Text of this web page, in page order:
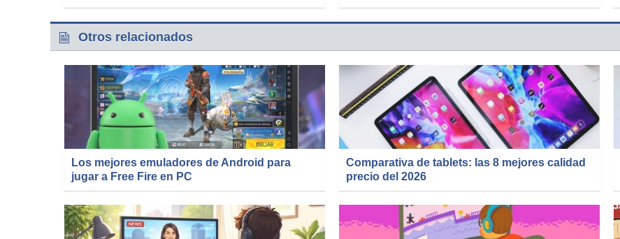
Otros relacionados
Los mejores emuladores de Android para
jugar a Free Fire en PC
Comparativa de tablets: las 8 mejores calidad
precio del 2026